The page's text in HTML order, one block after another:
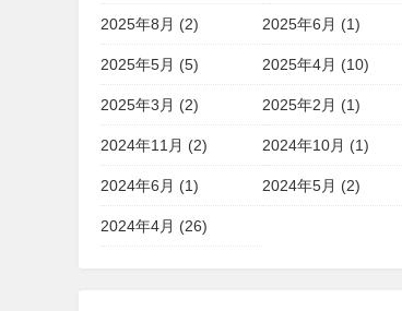
2025年8月 (2) 2025年6月 (1)
2025年5月 (5) 2025年4月 (10)
2025年3月 (2) 2025年2月 (1)
2024年11月 (2) 2024年10月 (1)
2024年6月 (1) 2024年5月 (2)
2024年4月 (26)